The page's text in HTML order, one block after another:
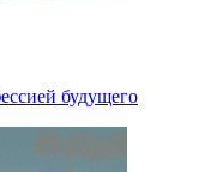
будущего